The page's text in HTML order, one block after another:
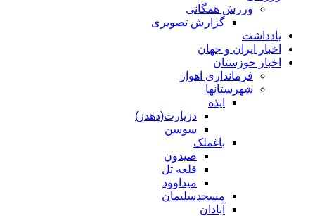
ورزش همگانی
گزارش تصویری
یادداشت
اخبار ایران و جهان
اخبار خوزستان
فرمانداری اهواز
شهرستانها
ایذه
دزپارت(دهدز)
سوسن
باغملک
صیدون
قلعه تل
میداوود
مسجدسلیمان
آبادان